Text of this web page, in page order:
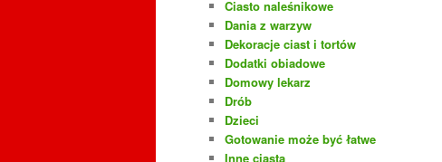
Ciasto naleśnikowe
Dania z warzyw
Dekoracje ciast i tortów
Dodatki obiadowe
Domowy lekarz
Drób
Dzieci
Gotowanie może być łatwe
Inne ciasta